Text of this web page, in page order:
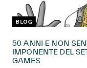
BLOG
50 ANNI E NON
IMPONENTE DEL
GAMES